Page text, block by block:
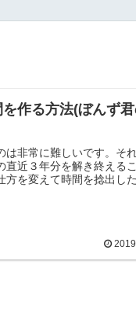
作る方法(ぼんず
は非常に難しいです。そ
直近３年分を解き終える
を変えて時間を捻出し